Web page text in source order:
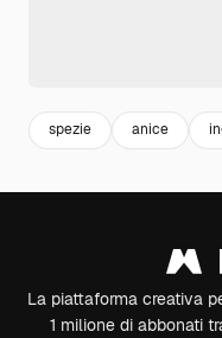
spezie anice
La piattaforma creativa
1 milione di abbonati